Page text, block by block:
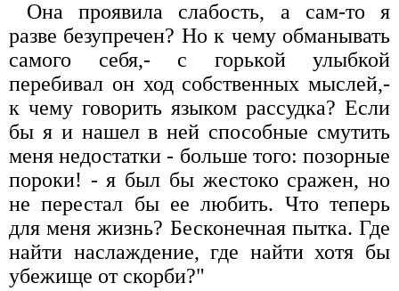
Она проявила слабость, а сам-то я
разве безупречен? Но к чему обманывать
самого себя,- с горькой улыбкой
перебивал он ход собственных мыслей,-
к чему говорить языком рассудка? Если
бы я и нашел в ней способные смутить
меня недостатки - больше того: позорные
пороки! - я был бы жестоко сражен, но
не перестал бы ее любить. Что теперь
для меня жизнь? Бесконечная пытка. Где
найти наслаждение, где найти хотя бы
убежище от скорби?"